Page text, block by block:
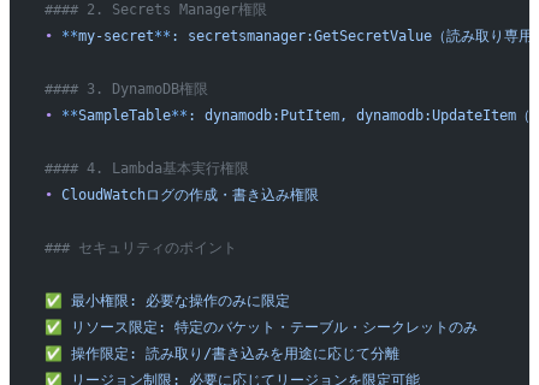
#### 2. Secrets Manager権限
• **my-secret** : secretsmanager:GetSecretValue（読み取り専用
#### 3. DynamoDB権限
• **SampleTable** : dynamodb:PutItem, dynamodb:UpdateItem（
#### 4. Lambda基本実行権限
• CloudWatchログの作成・書き込み権限
### セキュリティのポイント
✅ 最小権限:
必要な操作のみに限定
✅
リソース限定:
特定のバケット・テーブル・シークレットのみ
✅
操作限定:
読み取り/書き込みを用途に応じて分離
✅
リージョン制限: 必要に応じてリージョンを限定可能